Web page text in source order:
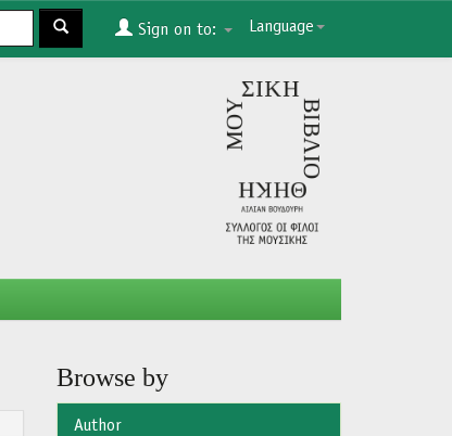
Language
Sign on to:
Browse by
Author